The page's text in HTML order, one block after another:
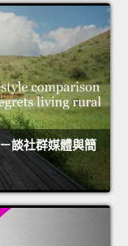
談社群媒體與簡